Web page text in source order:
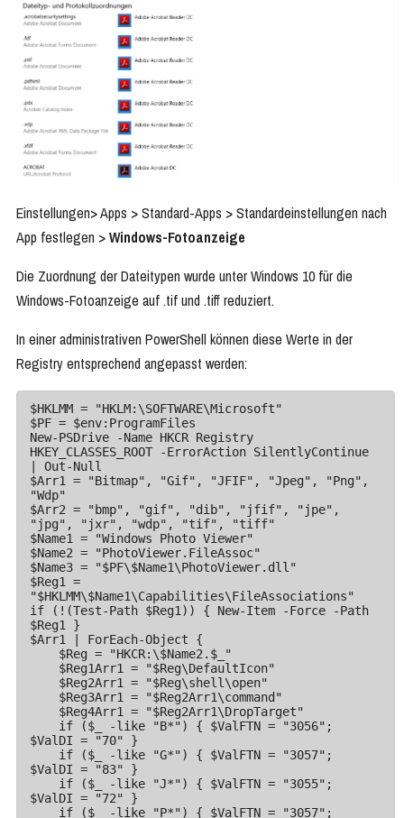
Einstellungen> Apps > Standard-Apps > Standardeinstellungen nach
App festlegen >Windows-Fotoanzeige
Die Zuordnung der Dateitypen wurde unter Windows 10 für die
Windows-Fotoanzeige auf .tif und .tiff reduziert.
In einer administrativen PowerShell können diese Werte in der
Registry entsprechend angepasst werden:
$HKLMM = "HKLM:\SOFTWARE\Microsoft"
$PF = $env:ProgramFiles
New-PSDrive -Name HKCR Registry
HKEY_CLASSES_ROOT -ErrorAction SilentlyContinue
| Out-Null
$Arr1 = "Bitmap", "Gif", "JFIF", "Jpeg", "Png",
"Wdp"
$Arr2 = "bmp", "gif", "dib", "jfif", "jpe",
"jpg", "jxr", "wdp", "tif", "tiff"
$Name1 = "Windows Photo Viewer"
$Name2 = "PhotoViewer.FileAssoc"
$Name3 = "$PF\$Name1\PhotoViewer.dll"
$Reg1 =
"$HKLMM\$Name1\Capabilities\FileAssociations"
if (!(Test-Path $Reg1)) { New-Item -Force -Path
$Reg1 }
$Arr1 | ForEach-Object {
$ValDI = "70" }
$ValDI = "83" }
$ValDI = "72" }